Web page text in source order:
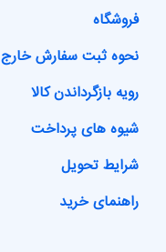
فروشگاه
نحوه ثبت سفارش خارج
رویه بازگرداندن کالا
شیوه های پرداخت
شرایط تحویل
راهنمای خرید